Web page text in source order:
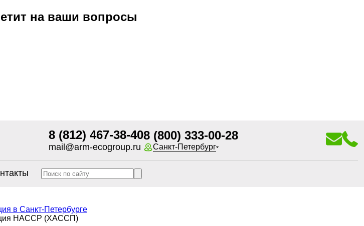
на ваши вопросы
8 (812) 467-38-40
mail@arm-ecogroup.ru
8 (800) 333-00-28
Санкт-Петербург
в Санкт-Петербурге
HACCP (ХАССП)